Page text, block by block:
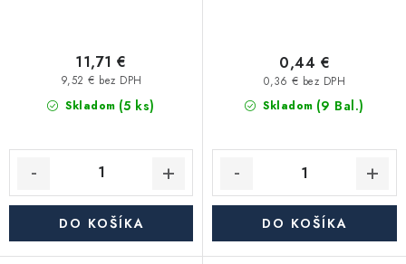
Skladom (5 ks)
9,52 € bez DPH
11,71 €
DO KOŠÍKA
Skladom (9 Bal.)
0,36 € bez DPH
0,44 €
DO KOŠÍKA